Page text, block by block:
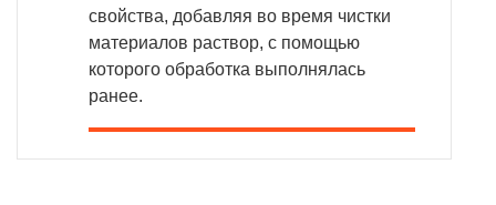
свойства, добавляя во время чистки
материалов раствор, с помощью
которого обработка выполнялась
ранее.